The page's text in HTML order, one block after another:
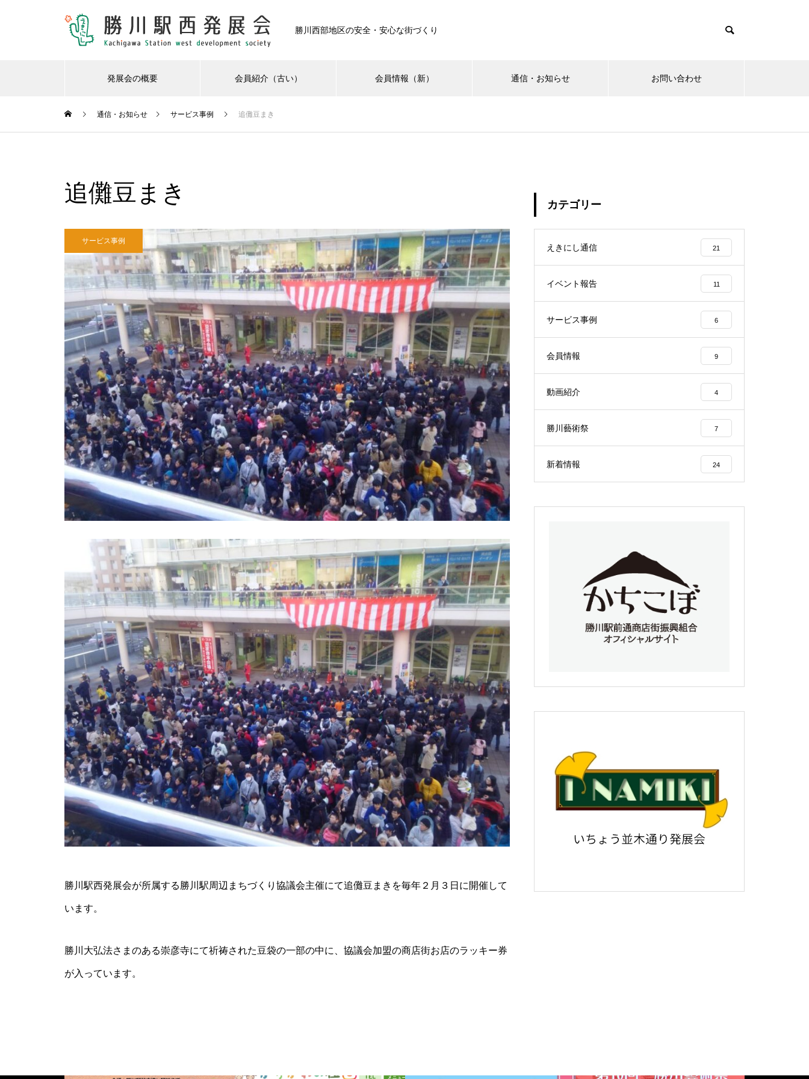
勝川西部地区の安全・安心な街づくり
発展会の概要 会員紹介（古い） 会員情報（新） 通信・お知らせ お問い合わせ
新着情報
会
新年挨拶
第10回 勝川藝術祭 出店者募集
のお知らせ😊
第10回勝川藝術祭 ダンスエン
第10回藝術祭 ダンスフェステ
ィバル参加者募集🕺
第ニ回 駅西こども祭り🌼
第９回勝川芸術祭 各ステージ
紹介！！
2024藝術祭 エリア紹介❗️ 2024年第9回 勝川駅西藝術祭
第21回勝川駅西発展会 定例総
会
第3回えきにしこども祭り 開
催🌸
勉強会のお知らせ
新年挨拶
第10回 勝川藝術祭 出店者募集
のお知らせ😊
第10回勝川藝術祭 ダンスエン
第10回藝術祭 ダンスフェステ
ィバル参加者募集🕺
第ニ回 駅西こども祭り🌼
第９回勝川芸術祭 各ステージ
紹介！！
2024藝術祭 エリア紹介❗️ 2024年第9回 勝川駅西藝術祭
通信・お知らせ サービス事例 追儺豆まき
追儺豆まき
サービス事例
勝川駅西発展会が所属する勝川駅周辺まちづくり協議会主催にて追儺豆まきを毎年２月３日に開催して
います。
勝川大弘法さまのある崇彦寺にて祈祷された豆袋の一部の中に、協議会加盟の商店街お店のラッキー券
が入っています。
カテゴリー
えきにし通信 21
イベント報告 11
サービス事例 6
会員情報 9
動画紹介 4
勝川藝術祭 7
新着情報 24